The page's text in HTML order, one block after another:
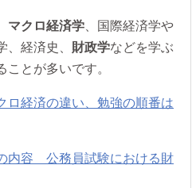
マクロ経済学、国際経済学や
経済史、 財政学などを学ぶ
とが多いです。
ロ経済の違い、勉強の順番は
内容 公務員試験における財